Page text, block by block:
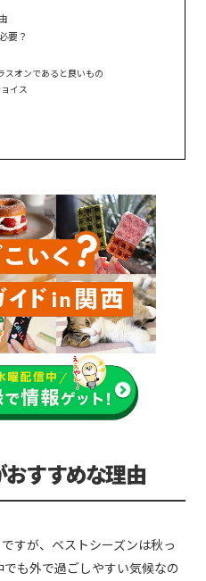
要？
スオンであると良いもの
イス
すすめな理由
すが、ベストシーズンは秋っ
も外で過ごしやすい気候なの